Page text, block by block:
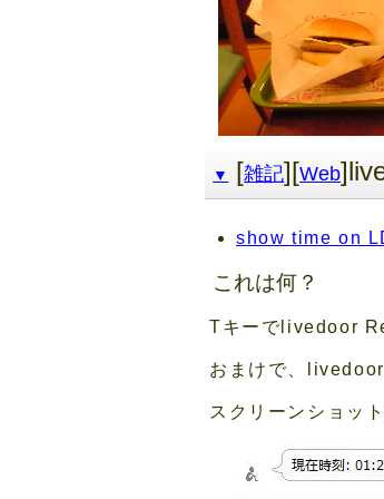
▼ [雑記][Web
show time on
これは何？
Tキーでlivedoor
おまけで、
スクリーンショッ